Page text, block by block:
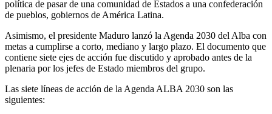
política de pasar de una comunidad de Estados a una confederación
de pueblos, gobiernos de América Latina.
Asimismo, el presidente Maduro lanzó la Agenda 2030 del Alba con
metas a cumplirse a corto, mediano y largo plazo. El documento que
contiene siete ejes de acción fue discutido y aprobado antes de la
plenaria por los jefes de Estado miembros del grupo.
Las siete líneas de acción de la Agenda ALBA 2030 son las
siguientes: